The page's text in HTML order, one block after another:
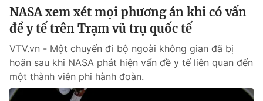
NASA xem xét mọi phương án khi có vấn
đề y tế trên Trạm vũ trụ quốc tế
VTV.vn - Một chuyến đi bộ ngoài không gian đã bị
hoãn sau khi NASA phát hiện vấn đề y tế liên quan đến
một thành viên phi hành đoàn.